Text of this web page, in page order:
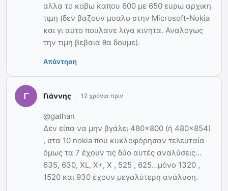
αλλα το κοβω καπου 600 με 650 ευρω αρχικη
τιμη (δεν βαζουν μυαλο στην Microsoft-Nokia
και γι αυτο πουλανε λιγα κινητα. Αναλογως
την τιμη βεβαια θα δουμε).
Απάντηση
Γιάννης 12 χρόνια πριν
@gathan
Δεν είπα να μην βγάλει 480×800 (ή 480×854)
, στα 10 nokia που κυκλοφόρησαν τελευταία
όμως τα 7 έχουν τις δύο αυτές αναλύσεις…
635, 630, XL, Χ+, Χ , 525 , 625…μόνο 1320 ,
1520 και 930 έχουν μεγαλύτερη ανάλυση.